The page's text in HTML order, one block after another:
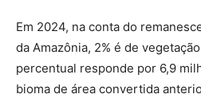
Em 2024, na conta do
da Amazônia, 2% é de
percentual responde por 6,9
bioma de área convertida